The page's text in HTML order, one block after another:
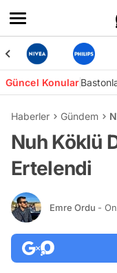
Güncel Konular
Haberler Gündem
Nuh Köklü
Ertelendi
Emre Ordu -